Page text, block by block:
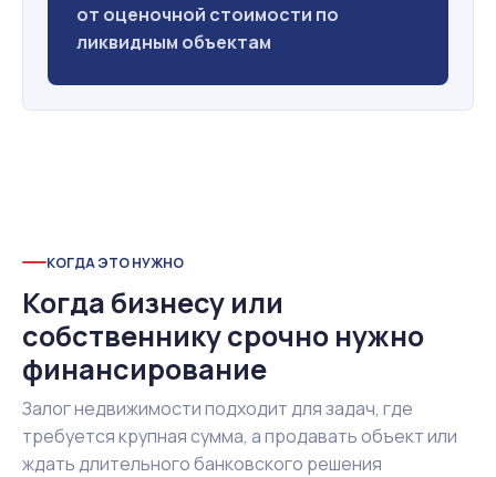
от оценочной стоимости по
ликвидным объектам
КОГДА ЭТО НУЖНО
Когда бизнесу или
собственнику срочно нужно
финансирование
Залог недвижимости подходит для задач, где
требуется крупная сумма, а продавать объект или
ждать длительного банковского решения